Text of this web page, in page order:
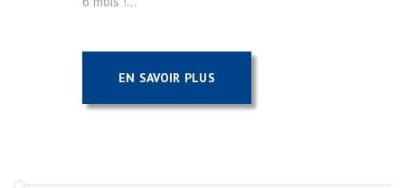
EN SAVOIR PLUS